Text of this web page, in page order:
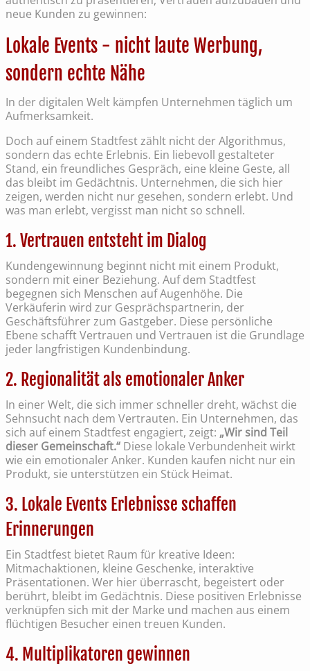
neue Kunden zu gewinnen:
Lokale Events - nicht laute Werbung,
sondern echte Nähe
In der digitalen Welt kämpfen Unternehmen täglich um
Aufmerksamkeit.
Doch auf einem Stadtfest zählt nicht der Algorithmus,
sondern das echte Erlebnis. Ein liebevoll gestalteter
Stand, ein freundliches Gespräch, eine kleine Geste, all
das bleibt im Gedächtnis. Unternehmen, die sich hier
zeigen, werden nicht nur gesehen, sondern erlebt. Und
was man erlebt, vergisst man nicht so schnell.
1. Vertrauen entsteht im Dialog
Kundengewinnung beginnt nicht mit einem Produkt,
sondern mit einer Beziehung. Auf dem Stadtfest
begegnen sich Menschen auf Augenhöhe. Die
Verkäuferin wird zur Gesprächspartnerin, der
Geschäftsführer zum Gastgeber. Diese persönliche
Ebene schafft Vertrauen und Vertrauen ist die Grundlage
jeder langfristigen Kundenbindung.
2. Regionalität als emotionaler Anker
In einer Welt, die sich immer schneller dreht, wächst die
Sehnsucht nach dem Vertrauten. Ein Unternehmen, das
sich auf einem Stadtfest engagiert, zeigt: „Wir sind Teil
dieser Gemeinschaft.“ Diese lokale Verbundenheit wirkt
wie ein emotionaler Anker. Kunden kaufen nicht nur ein
Produkt, sie unterstützen ein Stück Heimat.
3. Lokale Events Erlebnisse schaffen
Erinnerungen
Ein Stadtfest bietet Raum für kreative Ideen:
Mitmachaktionen, kleine Geschenke, interaktive
Präsentationen. Wer hier überrascht, begeistert oder
berührt, bleibt im Gedächtnis. Diese positiven Erlebnisse
verknüpfen sich mit der Marke und machen aus einem
flüchtigen Besucher einen treuen Kunden.
4. Multiplikatoren gewinnen